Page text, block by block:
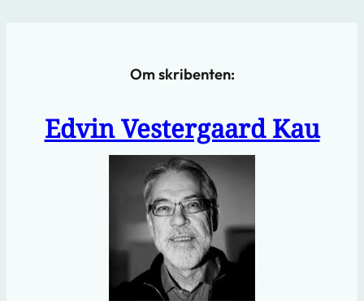
Om skribenten:
Edvin Vestergaard Kau